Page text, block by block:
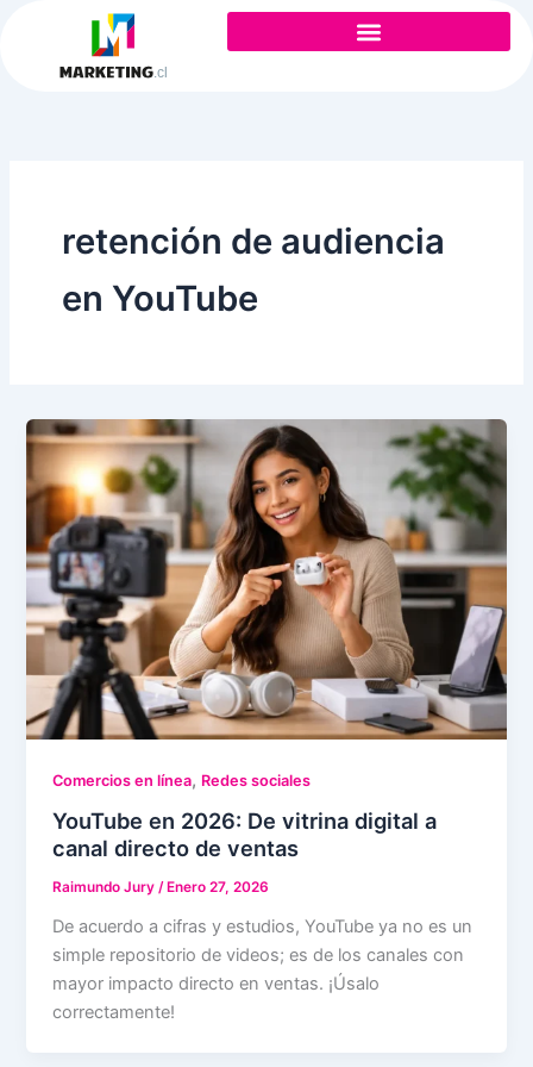
contenido
retención de audiencia
en YouTube
Comercios en línea, Redes sociales
YouTube en 2026: De vitrina digital a
canal directo de ventas
Raimundo Jury/ Enero 27, 2026
De acuerdo a cifras y estudios, YouTube ya no es un
simple repositorio de videos; es de los canales con
mayor impacto directo en ventas. ¡Úsalo
correctamente!